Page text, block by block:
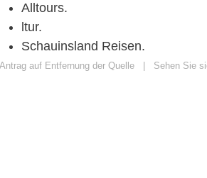
Alltours.
ltur.
Schauinsland Reisen.
Antrag auf Entfernung der Quelle Sehen Sie